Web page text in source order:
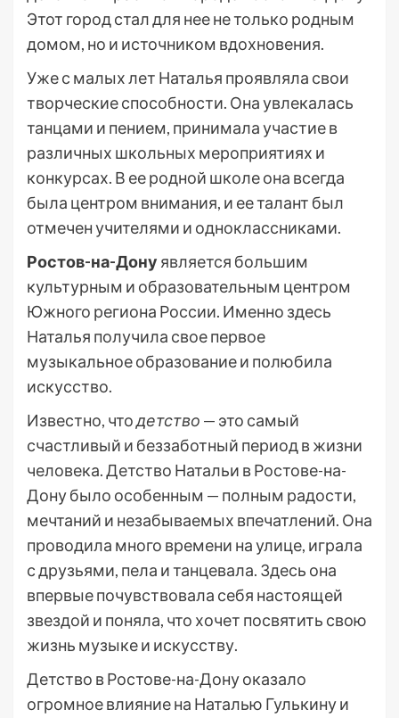
Этот город стал для нее не только родным
домом, но и источником вдохновения.
Уже с малых лет Наталья проявляла свои
творческие способности. Она увлекалась
танцами и пением, принимала участие в
различных школьных мероприятиях и
конкурсах. В ее родной школе она всегда
была центром внимания, и ее талант был
отмечен учителями и одноклассниками.
Ростов-на-Дону является большим
культурным и образовательным центром
Южного региона России. Именно здесь
Наталья получила свое первое
музыкальное образование и полюбила
искусство.
Известно, чтодетство — это самый
счастливый и беззаботный период в жизни
человека. Детство Натальи в Ростове-на-
Дону было особенным — полным радости,
мечтаний и незабываемых впечатлений. Она
проводила много времени на улице, играла
с друзьями, пела и танцевала. Здесь она
впервые почувствовала себя настоящей
звездой и поняла, что хочет посвятить свою
жизнь музыке и искусству.
Детство в Ростове-на-Дону оказало
огромное влияние на Наталью Гулькину и